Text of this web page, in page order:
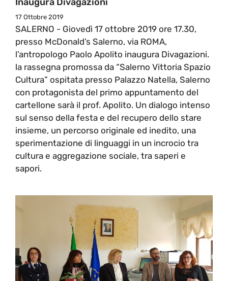
17 Ottobre 2019
SALERNO - Giovedì 17 ottobre 2019 ore 17.30,
presso McDonald’s Salerno, via ROMA,
l’antropologo Paolo Apolito inaugura Divagazioni.
la rassegna promossa da “Salerno Vittoria Spazio
Cultura” ospitata presso Palazzo Natella, Salerno
con protagonista del primo appuntamento del
cartellone sarà il prof. Apolito. Un dialogo intenso
sul senso della festa e del recupero dello stare
insieme, un percorso originale ed inedito, una
sperimentazione di linguaggi in un incrocio tra
cultura e aggregazione sociale, tra saperi e
sapori.